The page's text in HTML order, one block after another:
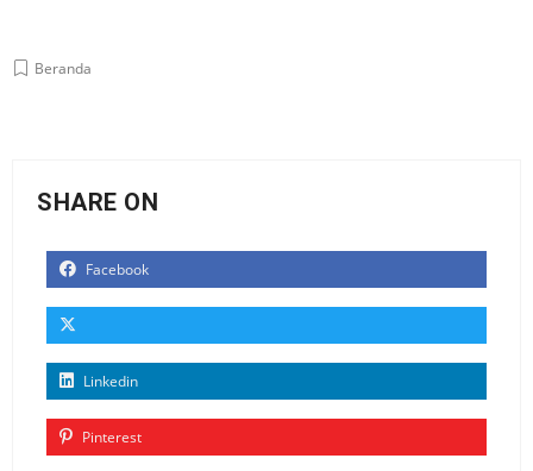
Beranda
SHARE ON
Facebook
Linkedin
Pinterest